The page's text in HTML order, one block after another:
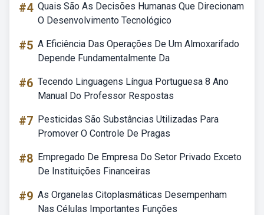
#4 Quais São As Decisões Humanas Que Direcionam
O Desenvolvimento Tecnológico
#5 A Eficiência Das Operações De Um Almoxarifado
Depende Fundamentalmente Da
#6 Tecendo Linguagens Língua Portuguesa 8 Ano
Manual Do Professor Respostas
#7 Pesticidas São Substâncias Utilizadas Para
Promover O Controle De Pragas
#8 Empregado De Empresa Do Setor Privado Exceto
De Instituições Financeiras
#9 As Organelas Citoplasmáticas Desempenham
Nas Células Importantes Funções